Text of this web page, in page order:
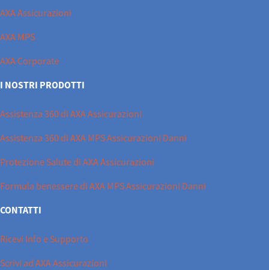
AXA Assicurazioni
AXA MPS
AXA Corporate
I NOSTRI PRODOTTI
Assistenza 360 di AXA Assicurazioni
Assistenza 360 di AXA MPS Assicurazioni Danni
Protezione Salute di AXA Assicurazioni
Formula benessere di AXA MPS Assicurazioni Danni
CONTATTI
Ricevi Info e Supporto
Scrivi ad AXA Assicurazioni